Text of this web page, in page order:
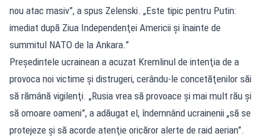
nou atac masiv”, a spus Zelenski. „Este tipic pentru Putin:
imediat după Ziua Independenţei Americii şi înainte de
summitul NATO de la Ankara.”
Preşedintele ucrainean a acuzat Kremlinul de intenţia de a
provoca noi victime şi distrugeri, cerându-le concetăţenilor săi
să rămână vigilenţi. „Rusia vrea să provoace şi mai mult rău şi
să omoare oameni”, a adăugat el, îndemnând ucrainenii „să se
protejeze şi să acorde atenţie oricăror alerte de raid aerian”.